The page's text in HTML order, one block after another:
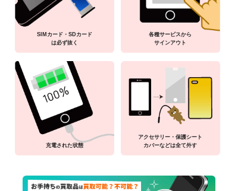
SIMカード・SDカード
は必ず抜く
各種サービスから
サインアウト
充電された状態
アクセサリー・保護シート
カバーなどは全て外す